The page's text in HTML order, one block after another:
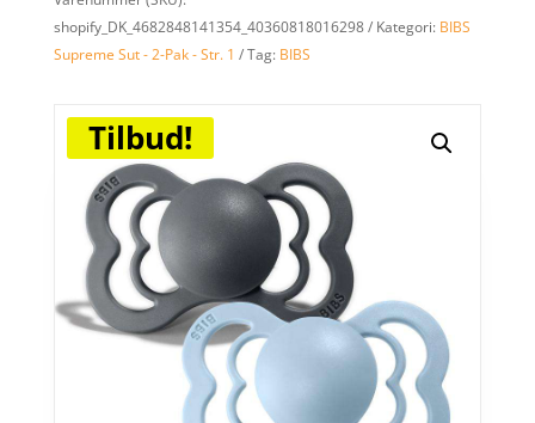
shopify_DK_4682848141354_40360818016298
Kategori: BIBS
Supreme Sut - 2-Pak - Str. 1
Tag: BIBS
Tilbud!